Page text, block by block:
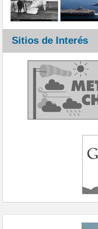
Sitios de Interés